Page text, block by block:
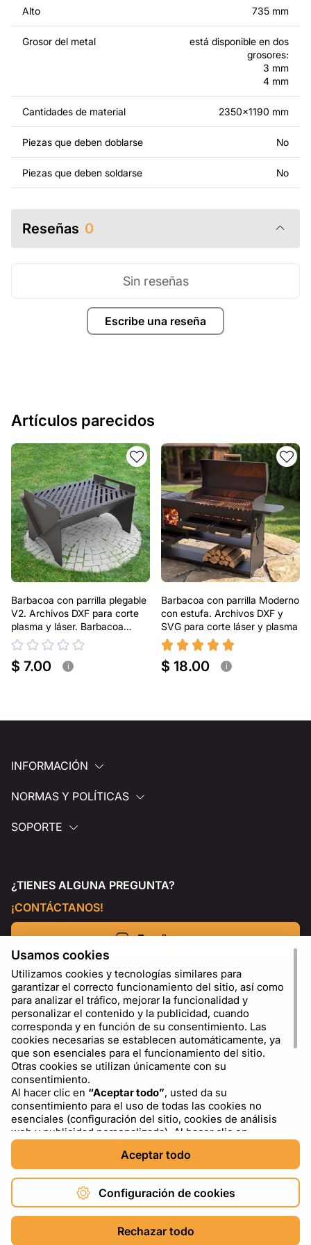
haciendo otros cambios para que se adapte a tus
un producto de metal, ponte en contacto con nosotros.
Si tienes alguna pregunta o necesitas ayuda, ponte en
contacto con nosotros en cualquier momento: estamos
siempre listos para ayudarte.
Alto 735 mm
Grosor del metal
está disponible en dos
grosores:
3 mm
4 mm
Cantidades de material 2350x1190 mm
Piezas que deben doblarse No
Piezas que deben soldarse No
Reseñas 0
Escribe una reseña
Sin reseñas
Artículos parecidos
Barbacoa con parrilla plegable
V2. Archivos DXF para corte
plasma y láser. Barbacoa
portátil
$ 7.00 i
Barbacoa con parrilla Moderno
con estufa. Archivos DXF y
SVG para corte láser y plasma
$ 18.00 i
INFORMACIÓN
NORMAS Y POLÍTICAS
SOPORTE
¿TIENES ALGUNA PREGUNTA?
¡CONTÁCTANOS!
Escríbenos
Copyright © 2026 DXF4YOU.
ES USD - US Dollar ($)
Usamos cookies
Utilizamos cookies y tecnologías similares para
garantizar el correcto funcionamiento del sitio, así como
para analizar el tráfico, mejorar la funcionalidad y
personalizar el contenido y la publicidad, cuando
corresponda y en función de su consentimiento. Las
cookies necesarias se establecen automáticamente, ya
que son esenciales para el funcionamiento del sitio.
Otras cookies se utilizan únicamente con su
consentimiento.
Al hacer clic en “Aceptar todo”, usted da su
consentimiento para el uso de todas las cookies no
esenciales (configuración del sitio, cookies de análisis
web y publicidad personalizada). Al hacer clic en
“Rechazar todo”
las cookies necesarias. Al hacer clic en
de cookies”, puede elegir qué categorías de cookies
permitir o bloquear. Puede cambiar o retirar su
consentimiento en cualquier momento a través del
enlace “Configuración de cookies” en la parte inferior del
sitio. Para obtener más información sobre el uso de
cookies, incluida información sobre proveedores
Aceptar todo
Configuración de cookies
Rechazar todo